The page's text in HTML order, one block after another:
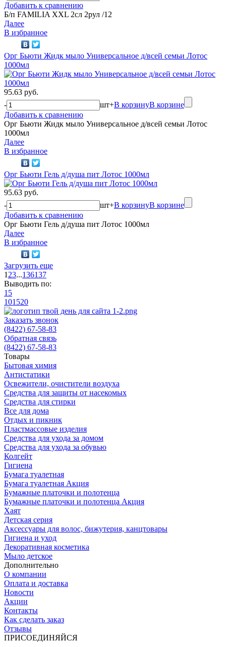
Добавить к сравнению
Б/п FAMILIA XXL 2сл 2рул /12
Далее
В избранное
Орг Бьюти Жидк мыло Универсальное д/всей семьи Лотос
1000мл
95.63 руб.
-
шт+В корзинуВ корзине
Добавить к сравнению
Орг Бьюти Жидк мыло Универсальное д/всей семьи Лотос
1000мл
Далее
В избранное
Орг Бьюти Гель д/душа пит Лотос 1000мл
95.63 руб.
-
шт+В корзинуВ корзине
Добавить к сравнению
Орг Бьюти Гель д/душа пит Лотос 1000мл
Далее
В избранное
Загрузить еще
1 23...136137
Выводить по:
15
101520
Заказать звонок
(8422) 67-58-83
Обратная связь
(8422) 67-58-83
Товары
Бытовая химия
Антистатики
Освежители, очистители воздуха
Средства для защиты от насекомых
Средства для стирки
Все для дома
Отдых и пикник
Пластмассовые изделия
Средства для ухода за домом
Средства для ухода за обувью
Колгейт
Гигиена
Бумага туалетная
Бумага туалетная Акция
Бумажные платочки и полотенца
Бумажные платочки и полотенца Акция
Хаят
Детская серия
Аксессуары для волос, бижутерия, канцтовары
Гигиена и уход
Декоративная косметика
Мыло детское
Дополнительно
О компании
Оплата и доставка
Новости
Акции
Контакты
Как сделать заказ
Отзывы
ПРИСОЕДИНЯЙСЯ